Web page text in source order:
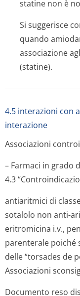
statine non è
Si suggerisce
quando
associazione
(statine).
4.5 interazioni con
interazione
Associazioni
– Farmaci in grado
4.3
antiaritmici di
sotalolo non anti-
eritromicina i.v.,
parenterale poiché
delle “torsades de
Associazioni
Documento reso